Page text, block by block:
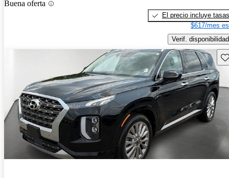
Buena oferta
El precio incluye tasas
$617/mes
Verif. disponibilidad